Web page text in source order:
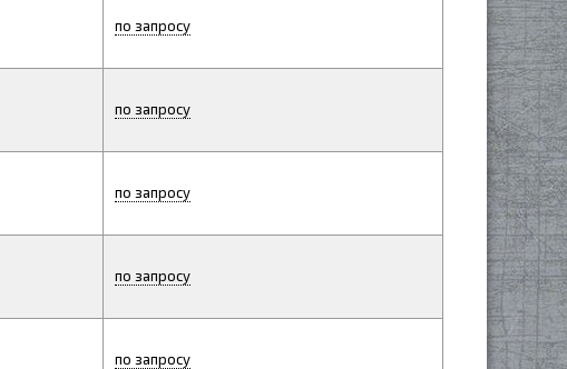
по запросу
по запросу
по запросу
по запросу
по запросу